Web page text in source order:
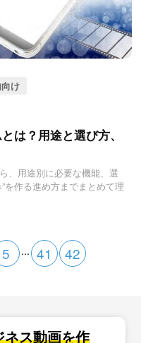
け
は？用途と選び方、
、用途別に必要な機能、選
を作る進め方までまとめて理
5 ... 41 42
ス動画を作